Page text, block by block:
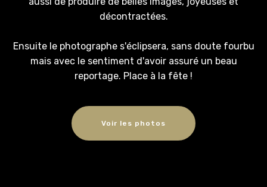
décontractées.
Ensuite le photographe s'éclipsera, sans doute fourbu
mais avec le sentiment d'avoir assuré un beau
reportage. Place à la fête !
Voir les photos